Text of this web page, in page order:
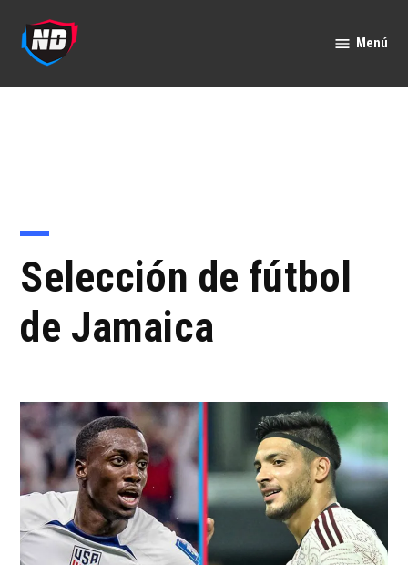
contenido
Menú
Selección de fútbol
de Jamaica